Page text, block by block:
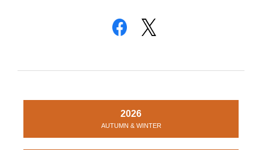
2026
AUTUMN & WINTER